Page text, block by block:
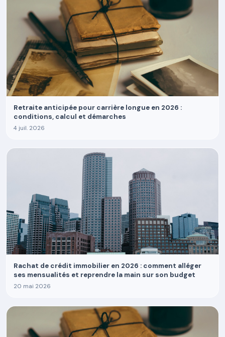
Retraite anticipée pour carrière longue en 2026 :
conditions, calcul et démarches
4 juil. 2026
Rachat de crédit immobilier en 2026 : comment alléger
ses mensualités et reprendre la main sur son budget
20 mai 2026